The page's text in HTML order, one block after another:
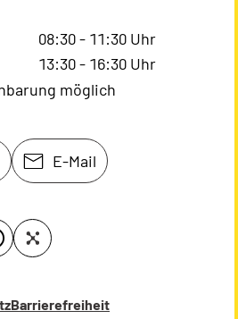
08:30- 11:30 Uhr
13:30- 16:30 Uhr
möglich
E-Mail
Barrierefreiheit